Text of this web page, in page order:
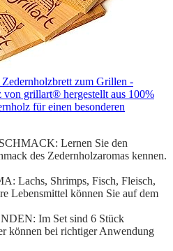
zum Grillen -
von grillart® hergestellt aus 100%
für einen besonderen
Lernen Sie den
des Zedernholzaromas kennen.
Lachs, Shrimps, Fisch, Fleisch,
Lebensmittel können Sie auf dem
Im Set sind 6 Stück
können bei richtiger Anwendung